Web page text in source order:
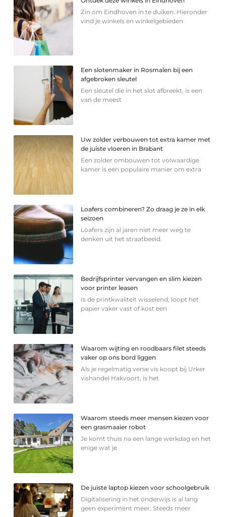
Zin om Eindhoven in te duiken. Hieronder
vind je winkels en winkelgebieden
Een slotenmaker in Rosmalen bij een
afgebroken sleutel
Een sleutel die in het slot afbreekt, is een
van de meest
Uw zolder verbouwen tot extra kamer met
de juiste vloeren in Brabant
Een zolder ombouwen tot volwaardige
kamer is een populaire manier om extra
Loafers combineren? Zo draag je ze in elk
seizoen
Loafers zijn al jaren niet meer weg te
denken uit het straatbeeld.
Bedrijfsprinter vervangen en slim kiezen
voor printer leasen
Is de printkwaliteit wisselend, loopt het
papier vaker vast of kost een
Waarom wijting en roodbaars filet steeds
vaker op ons bord liggen
Als je regelmatig verse vis koopt bij Urker
vishandel Hakvoort, is het
Waarom steeds meer mensen kiezen voor
een grasmaaier robot
Je komt thuis na een lange werkdag en het
enige wat je
De juiste laptop kiezen voor schoolgebruik
Digitalisering in het onderwijs is al lang
geen experiment meer. Steeds meer